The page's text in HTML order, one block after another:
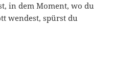
in dem Moment, wo du
wendest, spürst du